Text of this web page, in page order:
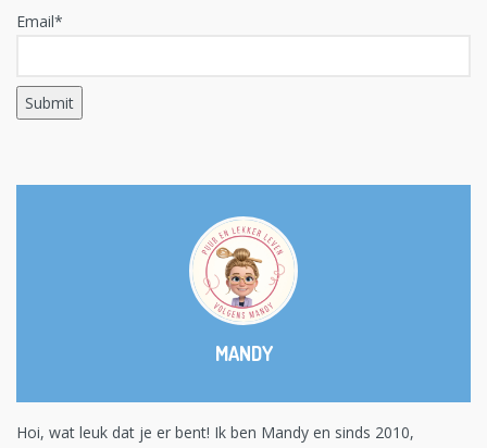
Email*
MANDY
Hoi, wat leuk dat je er bent! Ik ben Mandy en sinds 2010,